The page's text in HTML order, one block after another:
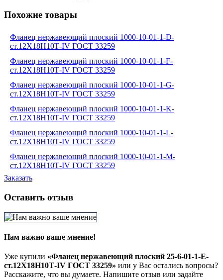
Похожие товары
Фланец нержавеющий плоский 1000-10-01-1-D-
ст.12Х18Н10Т-IV ГОСТ 33259
Фланец нержавеющий плоский 1000-10-01-1-F-
ст.12Х18Н10Т-IV ГОСТ 33259
Фланец нержавеющий плоский 1000-10-01-1-G-
ст.12Х18Н10Т-IV ГОСТ 33259
Фланец нержавеющий плоский 1000-10-01-1-K-
ст.12Х18Н10Т-IV ГОСТ 33259
Фланец нержавеющий плоский 1000-10-01-1-L-
ст.12Х18Н10Т-IV ГОСТ 33259
Фланец нержавеющий плоский 1000-10-01-1-M-
ст.12Х18Н10Т-IV ГОСТ 33259
Заказать
Оставить отзыв
Нам важно ваше мнение!
Уже купили «Фланец нержавеющий плоский 25-6-01-1-Е-
ст.12Х18Н10Т-IV ГОСТ 33259» или у Вас остались вопросы?
Расскажите, что вы думаете. Напишите отзыв или задайте